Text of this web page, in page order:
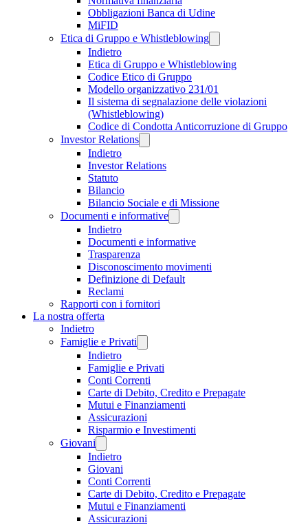
Obbligazioni Banca di Udine
MiFID
Etica di Gruppo e Whistleblowing
Indietro
Etica di Gruppo e Whistleblowing
Codice Etico di Gruppo
Modello organizzativo 231/01
Il sistema di segnalazione delle violazioni
(Whistleblowing)
Codice di Condotta Anticorruzione di Gruppo
Investor Relations
Indietro
Investor Relations
Statuto
Bilancio
Bilancio Sociale e di Missione
Documenti e informative
Indietro
Documenti e informative
Trasparenza
Disconoscimento movimenti
Definizione di Default
Reclami
Rapporti con i fornitori
La nostra offerta
Indietro
Famiglie e Privati
Indietro
Famiglie e Privati
Conti Correnti
Carte di Debito, Credito e Prepagate
Mutui e Finanziamenti
Assicurazioni
Risparmio e Investimenti
Giovani
Indietro
Giovani
Conti Correnti
Carte di Debito, Credito e Prepagate
Mutui e Finanziamenti
Assicurazioni